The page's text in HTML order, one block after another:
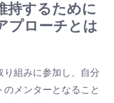
持するために
プローチとは
り組みに参加し、自分
メンターとなること